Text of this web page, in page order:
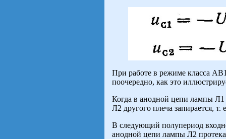
При работе в режиме класса
поочередно, как это
Когда в анодной цепи лампы
Л2 другого плеча запирается, т.
В следующий полупериод
анодной цепи лампы Л2